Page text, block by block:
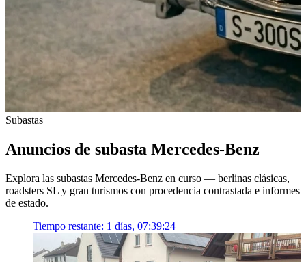
Subastas
Anuncios de subasta Mercedes-Benz
Explora las subastas Mercedes-Benz en curso — berlinas clásicas,
roadsters SL y gran turismos con procedencia contrastada e informes
de estado.
Tiempo restante: 1 días, 07:39:24